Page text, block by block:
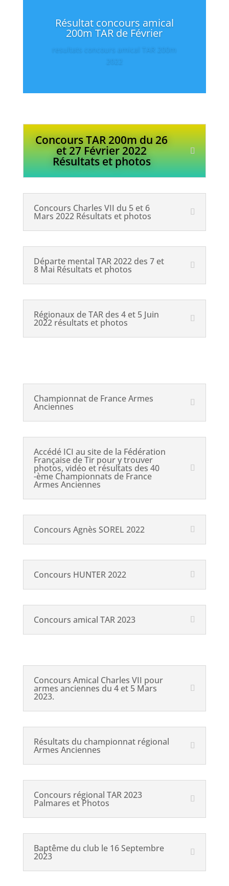
Résultat concours amical
200m TAR de Février
resultats concours amical TAR 200m
2022
Concours TAR 200m du 26
et 27 Février 2022
Résultats et photos
Concours Charles VII du 5 et 6
Mars 2022 Résultats et photos
Départe mental TAR 2022 des 7 et
8 Mai Résultats et photos
Régionaux de TAR des 4 et 5 Juin
2022 résultats et photos
Championnat de France Armes
Anciennes
Accédé ICI au site de la Fédération
Française de Tir pour y trouver
photos, vidéo et résultats des 40
-ème Championnats de France
Armes Anciennes
Concours Agnès SOREL 2022
Concours HUNTER 2022
Concours amical TAR 2023
Concours Amical Charles VII pour
armes anciennes du 4 et 5 Mars
2023.
Résultats du championnat régional
Armes Anciennes
Concours régional TAR 2023
Palmares et Photos
Baptême du club le 16 Septembre
2023